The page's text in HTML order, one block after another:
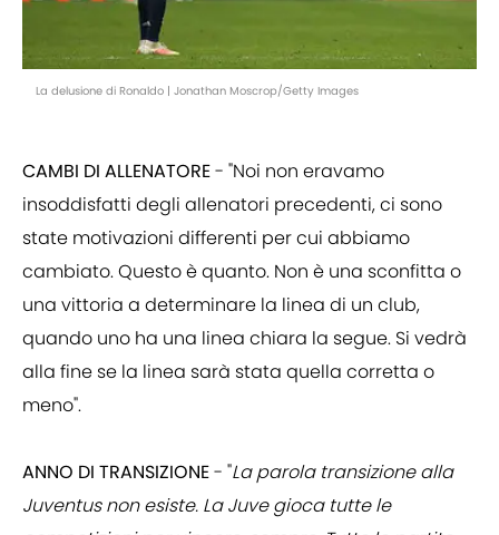
La delusione di Ronaldo | Jonathan Moscrop/Getty Images
CAMBI DI ALLENATORE- "Noi non eravamo
insoddisfatti degli allenatori precedenti, ci sono
state motivazioni differenti per cui abbiamo
cambiato. Questo è quanto. Non è una sconfitta o
una vittoria a determinare la linea di un club,
quando uno ha una linea chiara la segue. Si vedrà
alla fine se la linea sarà stata quella corretta o
meno".
ANNO DI TRANSIZIONE- "La parola transizione alla
Juventus non esiste. La Juve gioca tutte le